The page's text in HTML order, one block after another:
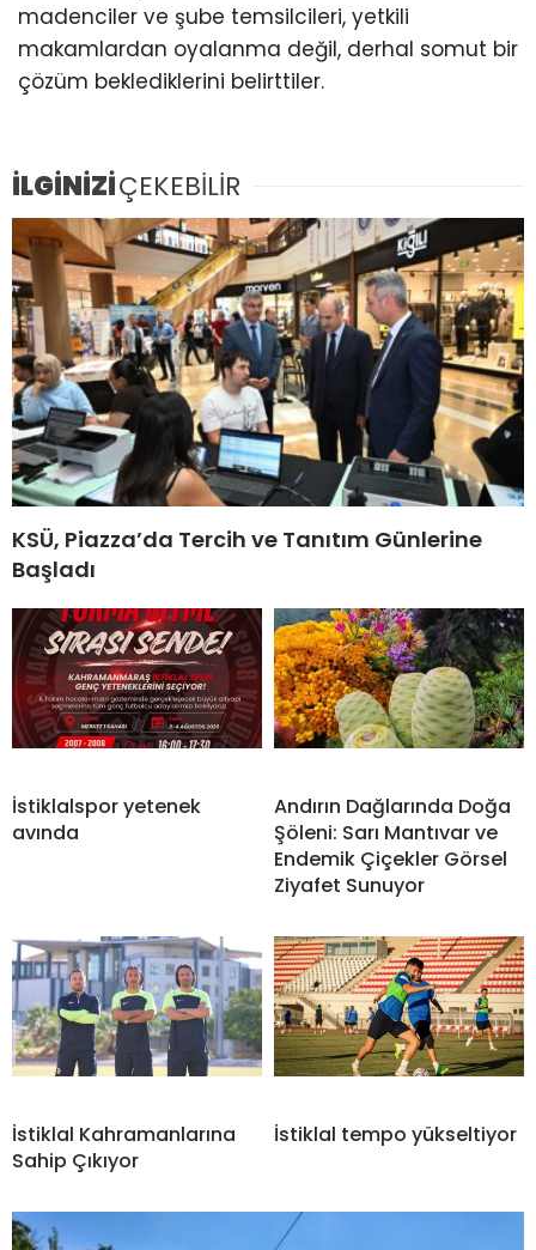
madenciler ve şube temsilcileri, yetkili
makamlardan oyalanma değil, derhal somut bir
çözüm beklediklerini belirttiler.
İLGİNİZİÇEKEBİLİR
KSÜ, Piazza’da Tercih ve Tanıtım Günlerine
Başladı
İstiklalspor yetenek
avında
Andırın Dağlarında Doğa
Şöleni: Sarı Mantıvar ve
Endemik Çiçekler Görsel
Ziyafet Sunuyor
İstiklal Kahramanlarına
Sahip Çıkıyor
İstiklal tempo yükseltiyor